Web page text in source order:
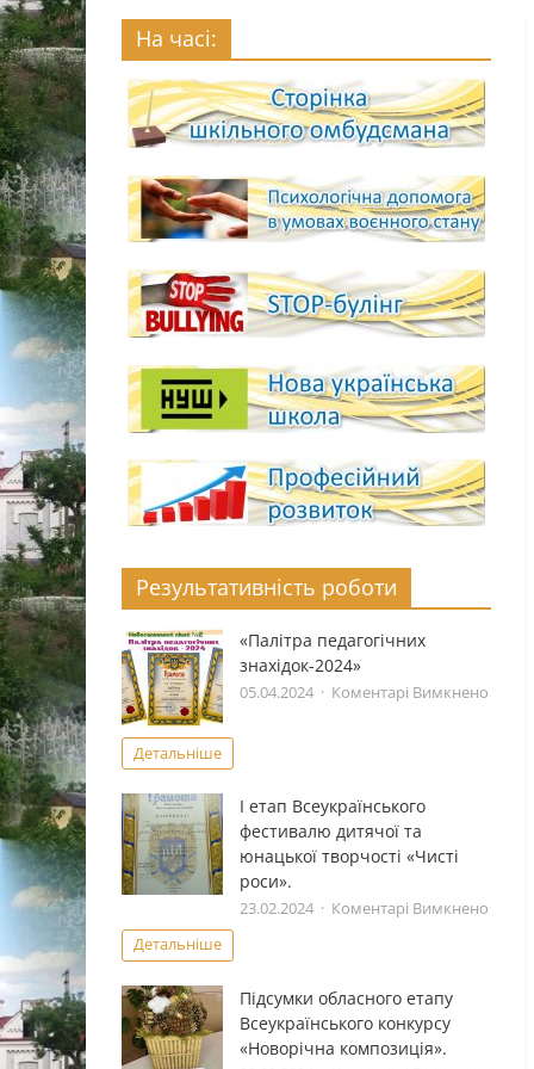
На часі:
Результативність роботи
«Палітра педагогічних
знахідок-2024»
05.04.2024 Коментарі Вимкнено
Детальніше
І етап Всеукраïнського
фестивалю дитячоï та
юнацькоï творчостi «Чистi
роси».
23.02.2024 Коментарі Вимкнено
Детальніше
Підсумки обласного етапу
Всеукраїнського конкурсу
«Новорічна композиція».